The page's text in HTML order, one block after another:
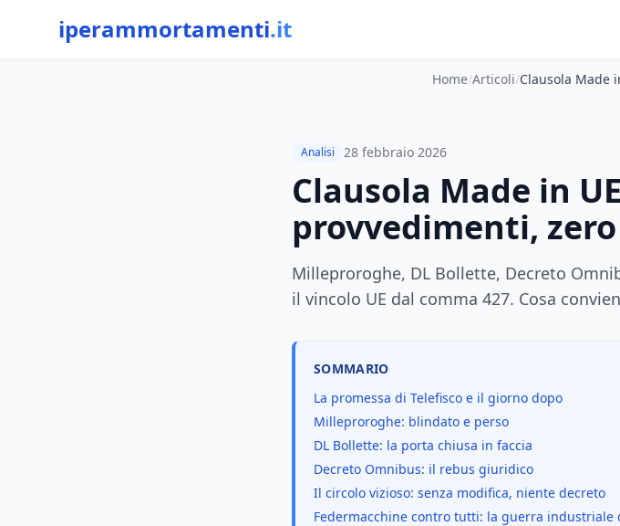
iperammortamenti.it
Home/Articoli/
Analisi 28 febbraio 2026
Clausola Made in
provvedimenti,
Milleproroghe, DL Bollette, Decreto
il vincolo UE dal comma 427. Cosa
SOMMARIO
La promessa di Telefisco e il giorno dopo
Milleproroghe: blindato e perso
DL Bollette: la porta chiusa in faccia
Decreto Omnibus: il rebus giuridico
Il circolo vizioso: senza modifica, niente decreto
Federmacchine contro tutti: la guerra industriale